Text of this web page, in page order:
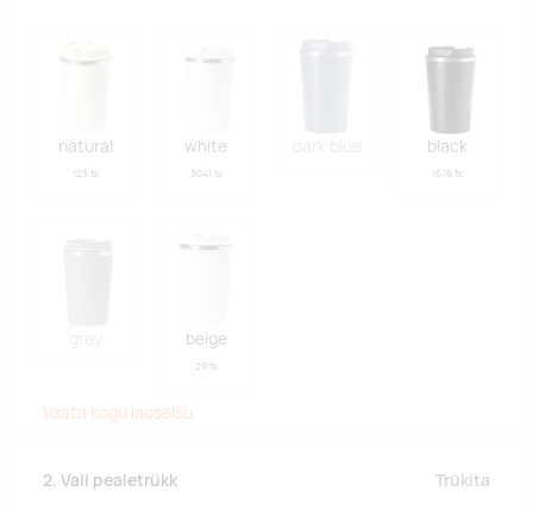
natural
123 tk
white
3041 tk
black
1676 tk
beige
29 tk
Vaata kogu laoseisu
2. Vali pealetrükk Trükita